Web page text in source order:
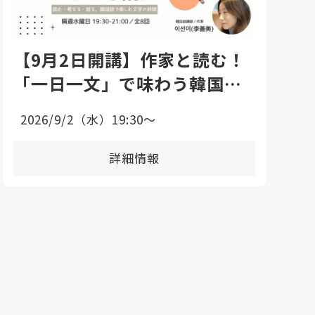
【9月2日開講】作家と読む！
「一日一文」で味わう韓国語
2026/9/2（水）19:30〜
詳細情報